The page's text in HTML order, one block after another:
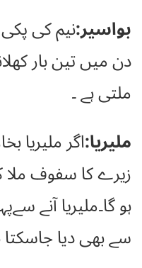
بواسیر:نیم کی
دن میں تین بار
ملتی ہے ۔
ملیریا:اگر ملیریا
زیرے کا سفوف ملا
ہو گا۔ملیریا آنے
سے بھی دیا جاسکتا